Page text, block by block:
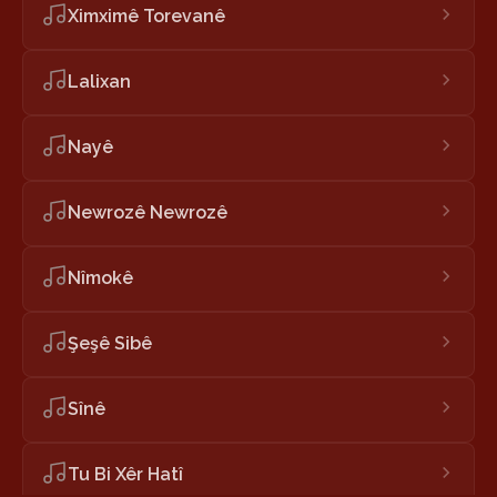
Ximximê Torevanê
Lalixan
Nayê
Newrozê Newrozê
Nîmokê
Şeşê Sibê
Sînê
Tu Bi Xêr Hatî